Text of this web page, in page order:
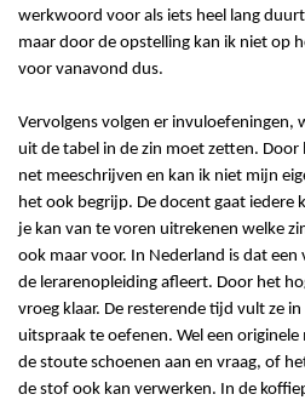
werkwoord voor als iets heel lang
maar door de opstelling kan ik niet op
voor vanavond dus.
Vervolgens volgen er invuloefeningen,
uit de tabel in de zin moet zetten.
net meeschrijven en kan ik niet mijn
het ook begrijp. De docent gaat iedere
je kan van te voren uitrekenen welke
ook maar voor. In Nederland is dat een
de lerarenopleiding afleert. Door het
vroeg klaar. De resterende tijd vult ze
uitspraak te oefenen. Wel een
de stoute schoenen aan en vraag, of
de stof ook kan verwerken. In de